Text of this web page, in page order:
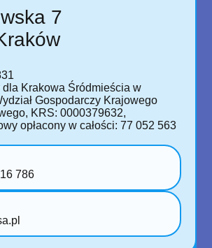
7
Krakowa Śródmieścia w
Gospodarczy Krajowego
KRS: 0000379632,
opłacony w całości: 77 052 563
786